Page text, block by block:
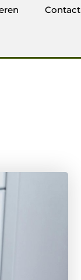
Contact